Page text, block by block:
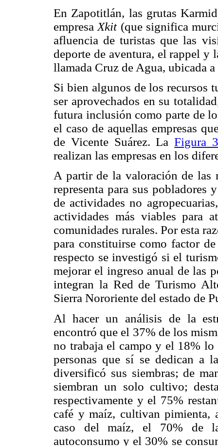
En Zapotitlán, las grutas
empresa Xkit(que significa
afluencia de turistas que las
deporte de aventura, el rappel y
llamada Cruz de Agua, ubicada
Si bien algunos de los recursos
ser aprovechados en su
futura inclusión como parte de
el caso de aquellas empresas
de Vicente Suárez. LaFigura
realizan las empresas en los
A partir de la valoración de
representa para sus
de actividades no
actividades más viables para
comunidades rurales. Por esta
para constituirse como factor
respecto se investigó si el
mejorar el ingreso anual de las
integran la Red de Turismo
Sierra Nororiente del estado de
Al hacer un análisis de la
encontró que el 37% de los
no trabaja el campo y el 18% lo
personas que sí se dedican a
diversificó sus siembras; de
siembran un solo cultivo;
respectivamente y el 75%
café y maíz, cultivan
caso del maíz, el 70% de
autoconsumo y el 30% se